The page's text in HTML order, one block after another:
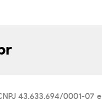
43.633.694/0001-07 e